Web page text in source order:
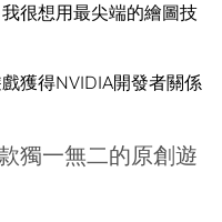
很想用最尖端的繪圖技
獲得NVIDIA開發者關係
獨一無二的原創遊